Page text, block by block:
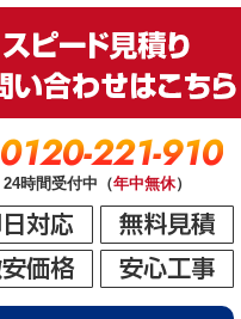
0120-221-910
24時間受付中（年中無休）